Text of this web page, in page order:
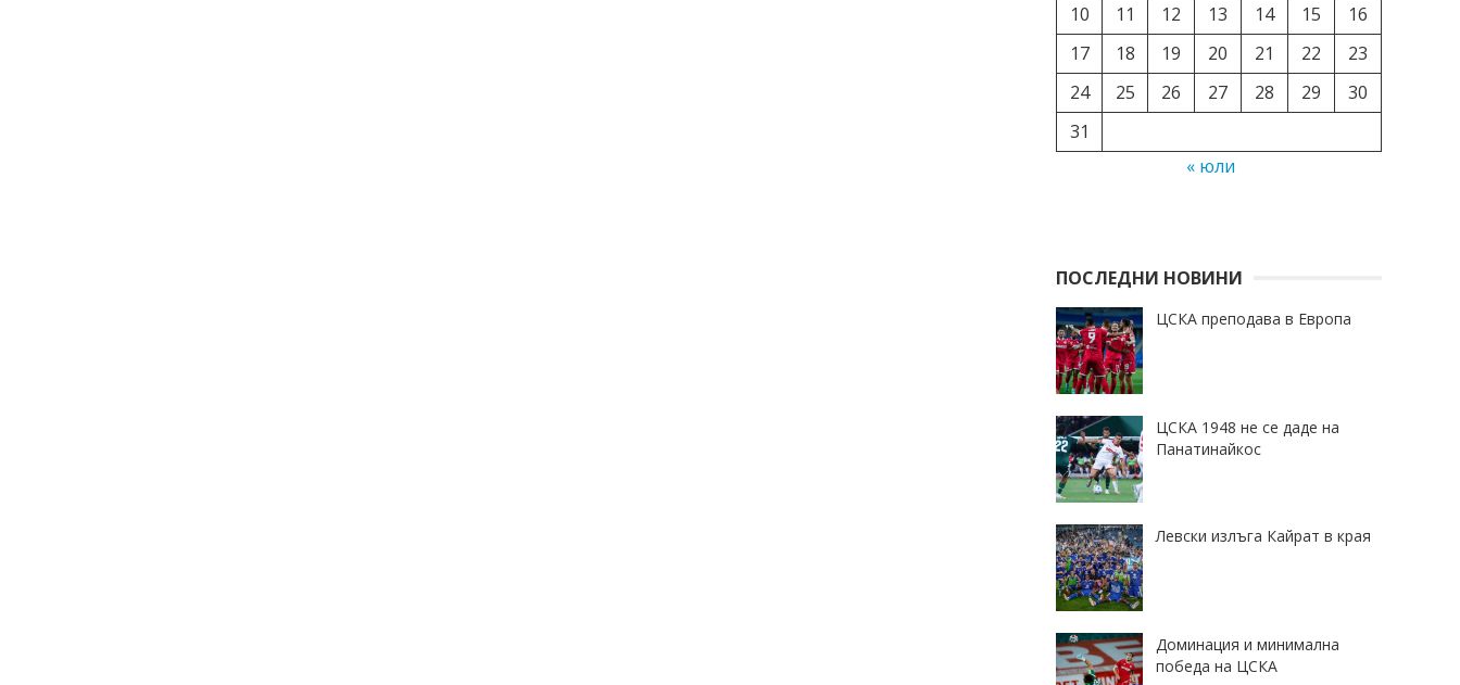
10
11 12 13 14 15
16
17
18 19 20 21 22
23
24
25 26 27 28 29
30
31
« юли
ПОСЛЕДНИ НОВИНИ
ЦСКА преподава в Европа
ЦСКА 1948 не се даде на
Панатинайкос
Левски излъга Кайрат в края
Доминация и минимална
победа на ЦСКА